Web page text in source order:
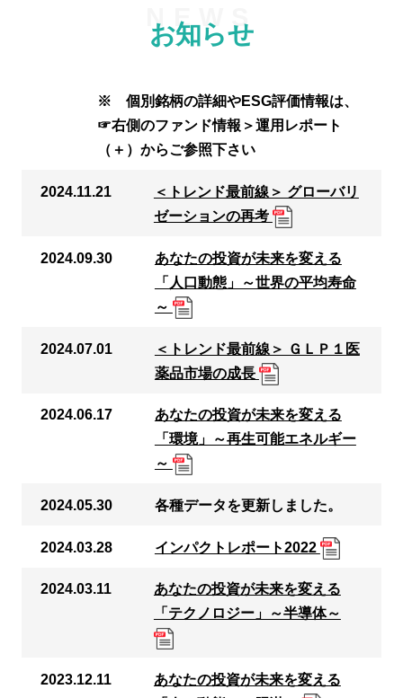
お知らせ
※ 個別銘柄の詳細やESG評価情報は、
☞右側のファンド情報＞運用レポート
（＋）からご参照下さい
2024.11.21
＜トレンド最前線＞ グローバリ
ゼーションの再考
2024.09.30
あなたの投資が未来を変える
「人口動態」～世界の平均寿命
～
2024.07.01
＜トレンド最前線＞ ＧＬＰ１医
薬品市場の成長
2024.06.17
あなたの投資が未来を変える
「環境」～再生可能エネルギー
～
2024.05.30 各種データを更新しました。
2024.03.28 インパクトレポート2022
2024.03.11
あなたの投資が未来を変える
「テクノロジー」～半導体～
2023.12.11
あなたの投資が未来を変える